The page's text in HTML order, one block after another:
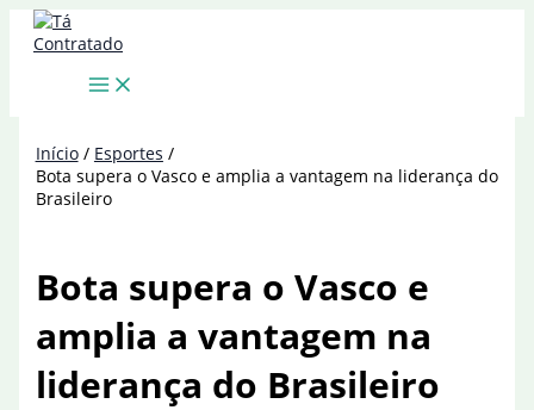
para
Início
Esportes
Bota supera o Vasco e amplia a vantagem na liderança do
Brasileiro
Bota supera o Vasco e
amplia a vantagem na
liderança do Brasileiro